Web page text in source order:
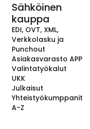
Sähköinen
kauppa
EDI, OVT, XML,
Verkkolasku ja
Punchout
Asiakasvarasto APP
Valintatyökalut
UKK
Julkaisut
Yhteistyökumppanit
A-Z